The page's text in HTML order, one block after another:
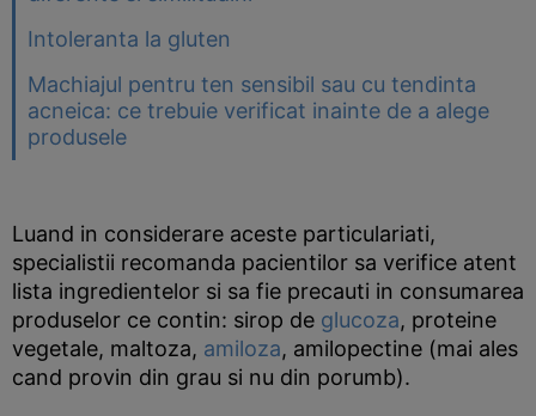
Intoleranta la gluten
Machiajul pentru ten sensibil sau cu tendinta
acneica: ce trebuie verificat inainte de a alege
produsele
Luand in considerare aceste particulariati,
specialistii recomanda pacientilor sa verifice atent
lista ingredientelor si sa fie precauti in consumarea
produselor ce contin: sirop de glucoza, proteine
vegetale, maltoza, amiloza, amilopectine (mai ales
cand provin din grau si nu din porumb).